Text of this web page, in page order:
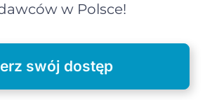
w Polsce!
swój dostęp